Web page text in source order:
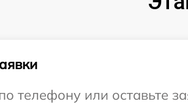
телефону или оставьте